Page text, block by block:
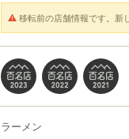
移転前の店舗情報です。新
ラーメン